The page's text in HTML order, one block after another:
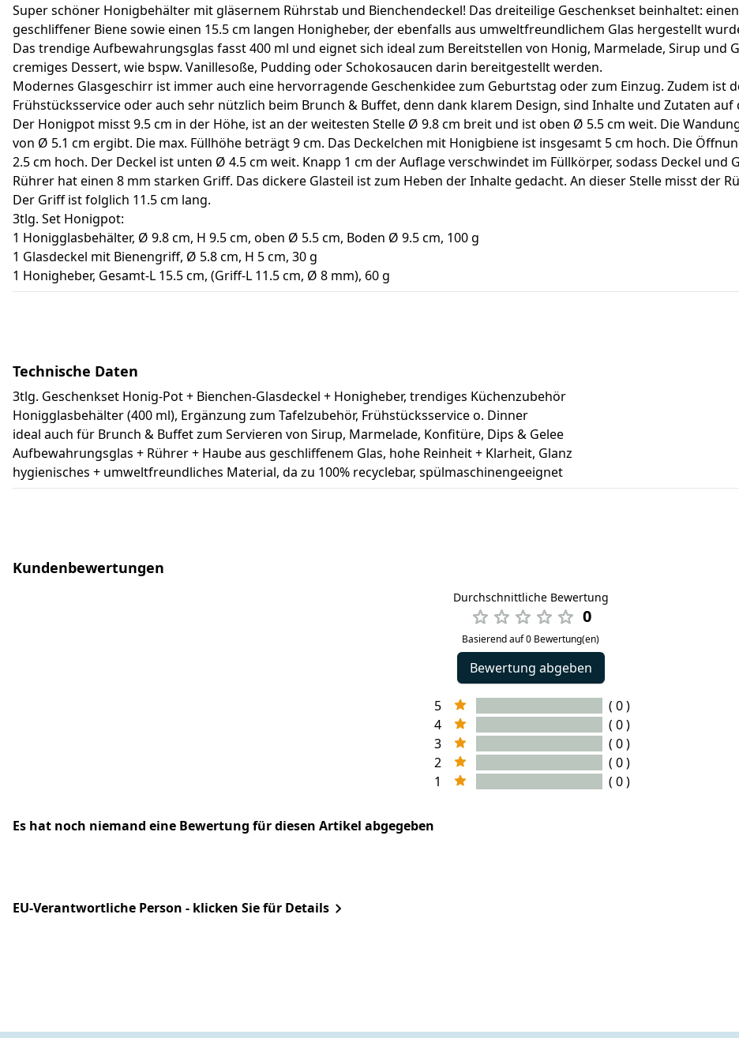
Super schöner Honigbehälter mit gläsernem Rührstab und Bienchendeckel! Das dreiteilige Geschenkset beinhaltet:
geschliffener Biene sowie einen 15.5 cm langen Honigheber, der ebenfalls aus umweltfreundlichem Glas hergestellt
Das trendige Aufbewahrungsglas fasst 400 ml und eignet sich ideal zum Bereitstellen von Honig, Marmelade, Sirup und
cremiges Dessert, wie bspw. Vanillesoße, Pudding oder Schokosaucen darin bereitgestellt werden.
Modernes Glasgeschirr ist immer auch eine hervorragende Geschenkidee zum Geburtstag oder zum Einzug. Zudem ist
Frühstücksservice oder auch sehr nützlich beim Brunch & Buffet, denn dank klarem Design, sind Inhalte und Zutaten auf
Der Honigpot misst 9.5 cm in der Höhe, ist an der weitesten Stelle Ø 9.8 cm breit und ist oben Ø 5.5 cm weit. Die
von Ø 5.1 cm ergibt. Die max. Füllhöhe beträgt 9 cm. Das Deckelchen mit Honigbiene ist insgesamt 5 cm hoch. Die
2.5 cm hoch. Der Deckel ist unten Ø 4.5 cm weit. Knapp 1 cm der Auflage verschwindet im Füllkörper, sodass Deckel
Rührer hat einen 8 mm starken Griff. Das dickere Glasteil ist zum Heben der Inhalte gedacht. An dieser Stelle misst der
Der Griff ist folglich 11.5 cm lang.
3tlg. Set Honigpot:
1 Honigglasbehälter, Ø 9.8 cm, H 9.5 cm, oben Ø 5.5 cm, Boden Ø 9.5 cm, 100 g
1 Glasdeckel mit Bienengriff, Ø 5.8 cm, H 5 cm, 30 g
1 Honigheber, Gesamt-L 15.5 cm, (Griff-L 11.5 cm, Ø 8 mm), 60 g
Technische Daten
3tlg. Geschenkset Honig-Pot + Bienchen-Glasdeckel + Honigheber, trendiges Küchenzubehör
Honigglasbehälter (400 ml), Ergänzung zum Tafelzubehör, Frühstücksservice o. Dinner
ideal auch für Brunch & Buffet zum Servieren von Sirup, Marmelade, Konfitüre, Dips & Gelee
Aufbewahrungsglas + Rührer + Haube aus geschliffenem Glas, hohe Reinheit + Klarheit, Glanz
hygienisches + umweltfreundliches Material, da zu 100% recyclebar, spülmaschinengeeignet
Kundenbewertungen
Durchschnittliche Bewertung
0
Basierend auf 0 Bewertung(en)
Bewertung abgeben
5
( 0 )
4
( 0 )
3
( 0 )
2
( 0 )
1
( 0 )
Es hat noch niemand eine Bewertung für diesen Artikel abgegeben
EU-Verantwortliche Person - klicken Sie für Details